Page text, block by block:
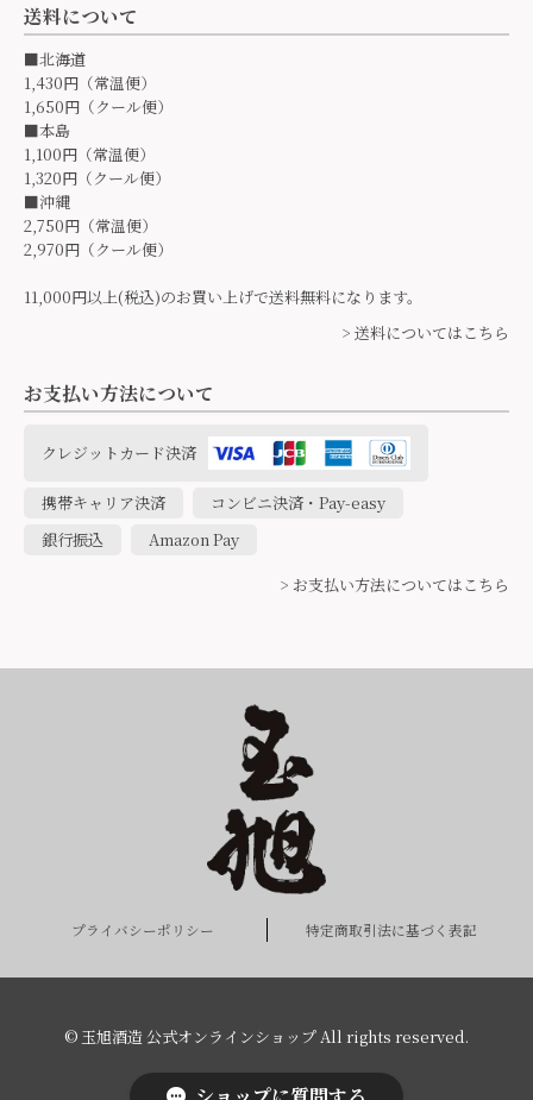
送料について
■北海道
1,430円（常温便）
1,650円（クール便）
■本島
1,100円（常温便）
1,320円（クール便）
■沖縄
2,750円（常温便）
2,970円（クール便）
11,000円以上(税込)のお買い上げで送料無料になります。
> 送料についてはこちら
お支払い方法について
クレジットカード決済
携帯キャリア決済
コンビニ決済・Pay-easy
銀行振込
Amazon Pay
> お支払い方法についてはこちら
プライバシーポリシー 特定商取引法に基づく表記
© 玉旭酒造 公式オンラインショップ All rights reserved.